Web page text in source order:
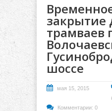
закрытие
трамваев
шоссе
мая 15, 2015
Комментарии: 0